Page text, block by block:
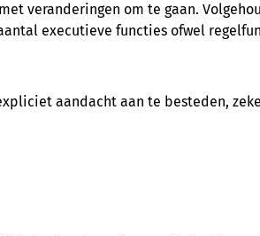
veranderingen om te gaan.
executieve functies ofwel
aandacht aan te besteden,